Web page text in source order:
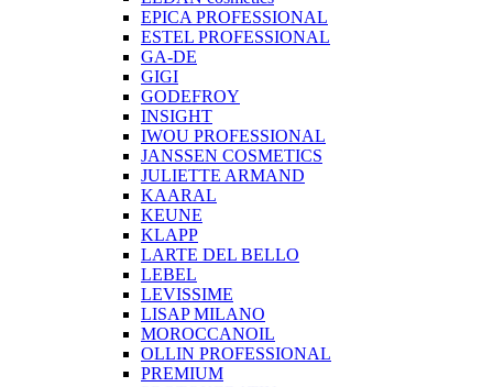
EPICA PROFESSIONAL
ESTEL PROFESSIONAL
GA-DE
GIGI
GODEFROY
INSIGHT
IWOU PROFESSIONAL
JANSSEN COSMETICS
JULIETTE ARMAND
KAARAL
KEUNE
KLAPP
LARTE DEL BELLO
LEBEL
LEVISSIME
LISAP MILANO
MOROCCANOIL
OLLIN PROFESSIONAL
PREMIUM